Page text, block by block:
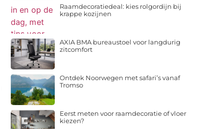
Raamdecoratiedeal: kies rolgordijn bij
krappe kozijnen
AXIA BMA bureaustoel voor langdurig
zitcomfort
Ontdek Noorwegen met safari’s vanaf
Tromso
Eerst meten voor raamdecoratie of vloer
kiezen?